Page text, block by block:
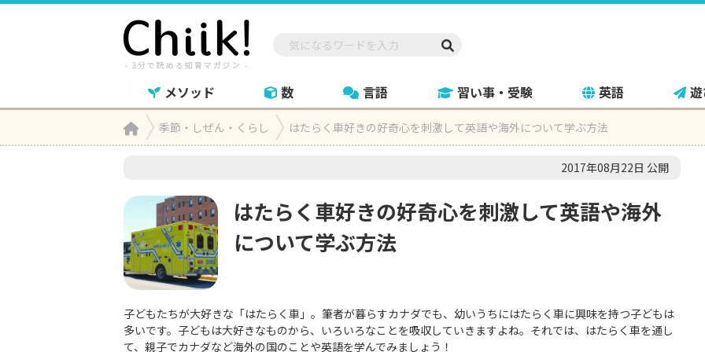
メソッド 数 言語 習い事・受験 英語
Home季節・しぜん・くらし はたらく車好きの好奇心を刺激して英語や海外について学ぶ方法
2017年08月22日 公開
はたらく車好きの好奇心を刺激して英語や海外
について学ぶ方法
子どもたちが大好きな「はたらく車」。筆者が暮らすカナダでも、幼いうちにはたらく車に興味を持つ子どもは
多いです。子どもは大好きなものから、いろいろなことを吸収していきますよね。それでは、はたらく車を通し
て、親子でカナダなど海外の国のことや英語を学んでみましょう！